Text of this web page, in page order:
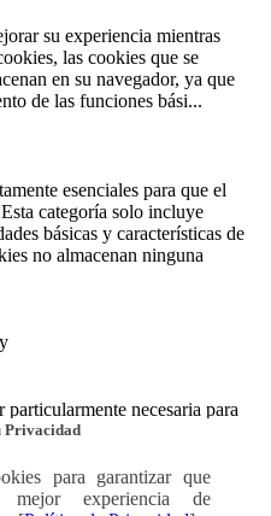
Privacidad
para garantizar que
mejor experiencia de
su experiencia mientras
las cookies que se
en su navegador, ya que
de las funciones bási...
esenciales para que el
categoría solo incluye
básicas y características de
no almacenan ninguna
necesaria para
específicamente para recopilar
de análisis, anuncios y otros
cookie no necesaria.